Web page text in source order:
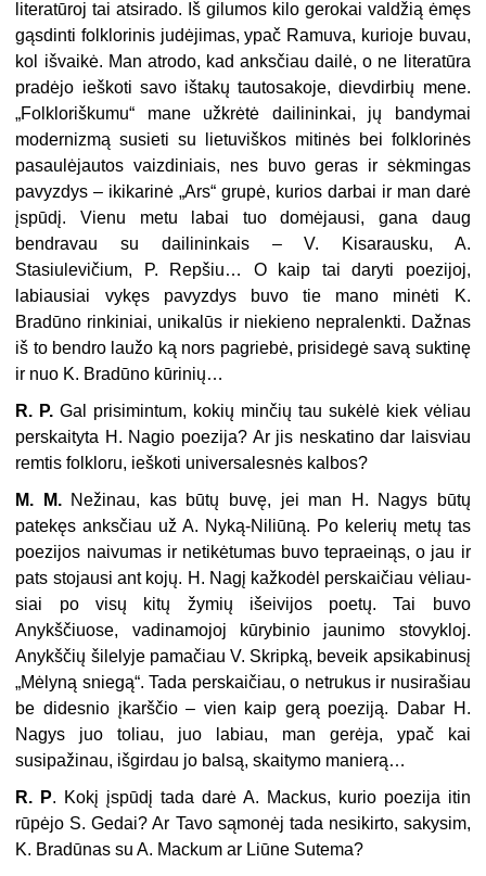
literatūroj tai atsirado. Iš gilumos kilo gerokai valdžią ėmęs
gąsdinti folklori­nis judėjimas, ypač Ramuva, kurioje buvau,
kol išvaikė. Man atrodo, kad anks­čiau dailė, o ne literatūra
pradėjo ieškoti savo ištakų tautosakoje, dievdirbių mene.
„Folkloriškumu“ mane užkrėtė dailininkai, jų bandymai
modernizmą su­sieti su lietuviškos mitinės bei folklorinės
pasaulėjautos vaizdiniais, nes buvo geras ir sėkmingas
pavyzdys – ikikarinė „Ars“ grupė, kurios darbai ir man darė
įspūdį. Vienu metu labai tuo domėjausi, gana daug
bendravau su dailininkais – V. Kisarausku, A.
Stasiulevičium, P. Repšiu… O kaip tai daryti poezijoj,
labiausiai vykęs pavyzdys buvo tie mano minėti K.
Bradūno rinkiniai, unikalūs ir niekieno nepralenkti. Dažnas
iš to bendro laužo ką nors pagriebė, prisidegė savą suktinę
ir nuo K. Bradūno kūrinių…
R. P. Gal prisimintum, kokių minčių tau sukėlė kiek vėliau
perskaityta H. Nagio poezija? Ar jis neskatino dar laisviau
remtis folkloru, ieškoti universales­nės kalbos?
M. M. Nežinau, kas būtų buvę, jei man H. Nagys būtų
patekęs anksčiau už A. Nyką-Niliūną. Po kelerių metų tas
poezijos naivumas ir netikėtumas buvo tepraeinąs, o jau ir
pats stojausi ant kojų. H. Nagį kažkodėl perskaičiau vėliau­
siai po visų kitų žymių išeivijos poetų. Tai buvo
Anykščiuose, vadinamojoj kūrybinio jaunimo stovykloj.
Anykščių šilelyje pamačiau V. Skripką, beveik ap­sikabinusį
„Mėlyną sniegą“. Tada perskaičiau, o netrukus ir nusirašiau
be di­desnio įkarščio – vien kaip gerą poeziją. Dabar H.
Nagys juo toliau, juo labiau, man gerėja, ypač kai
susipažinau, išgirdau jo balsą, skaitymo manierą…
R. P. Kokį įspūdį tada darė A. Mackus, kurio poezija itin
rūpėjo S. Gedai? Ar Tavo sąmonėj tada nesikirto, sakysim,
K. Bradūnas su A. Mackum ar Liūne Sutema?